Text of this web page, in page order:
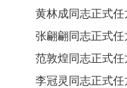
黄林成同志正式任
张翩翩同志正式任
范敦煌同志正式任
李冠灵同志正式任